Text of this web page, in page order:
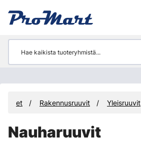
Rakennusruuvit Yleisruuvit
Nauharuuvit